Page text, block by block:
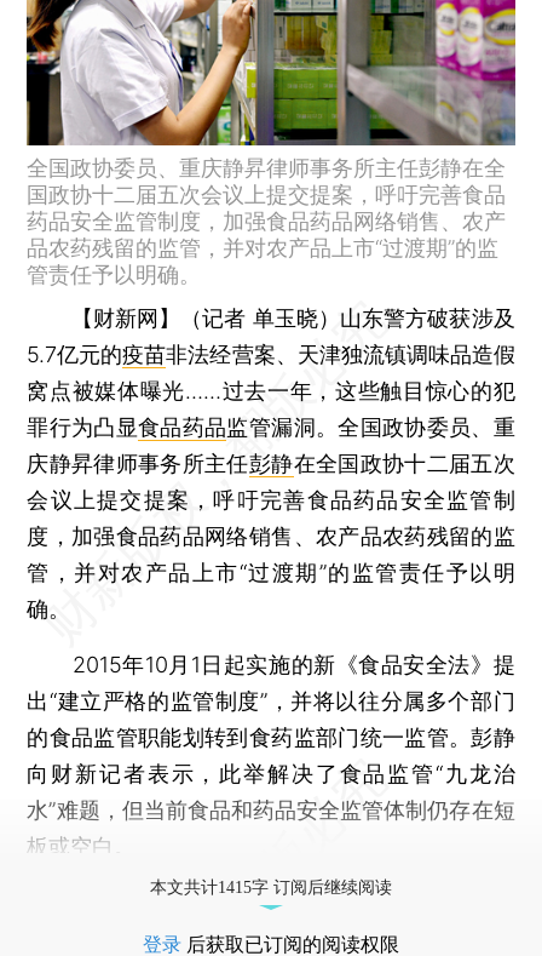
全国政协委员、重庆静昇律师事务所主任彭静在全
国政协十二届五次会议上提交提案，呼吁完善食品
药品安全监管制度，加强食品药品网络销售、农产
品农药残留的监管，并对农产品上市“过渡期”的监
管责任予以明确。
【财新网】（记者 单玉晓） 山东警方破获涉及
5.7亿元的疫苗非法经营案、天津独流镇调味品造假
窝点被媒体曝光……过去一年，这些触目惊心的犯
罪行为凸显食品药品监管漏洞。全国政协委员、重
庆静昇律师事务所主任彭静在全国政协十二届五次
会议上提交提案，呼吁完善食品药品安全监管制
度，加强食品药品网络销售、农产品农药残留的监
管，并对农产品上市“过渡期”的监管责任予以明
确。
2015年10月1日起实施的新《食品安全法》提
出“建立严格的监管制度”，并将以往分属多个部门
的食品监管职能划转到食药监部门统一监管。彭静
向财新记者表示，此举解决了食品监管“九龙治
水”难题，但当前食品和药品安全监管体制仍存在短
板或空白。
本文共计1415字 订阅后继续阅读
登录 后获取已订阅的阅读权限